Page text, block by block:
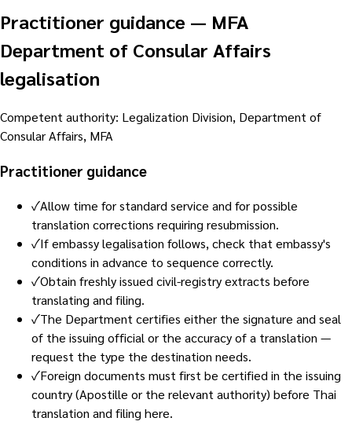
Practitioner guidance — MFA
Department of Consular Affairs
legalisation
Competent authority: Legalization Division, Department of
Consular Affairs, MFA
Practitioner guidance
✓Allow time for standard service and for possible
translation corrections requiring resubmission.
✓If embassy legalisation follows, check that embassy's
conditions in advance to sequence correctly.
✓Obtain freshly issued civil-registry extracts before
translating and filing.
✓The Department certifies either the signature and seal
of the issuing official or the accuracy of a translation —
request the type the destination needs.
✓Foreign documents must first be certified in the issuing
country (Apostille or the relevant authority) before Thai
translation and filing here.